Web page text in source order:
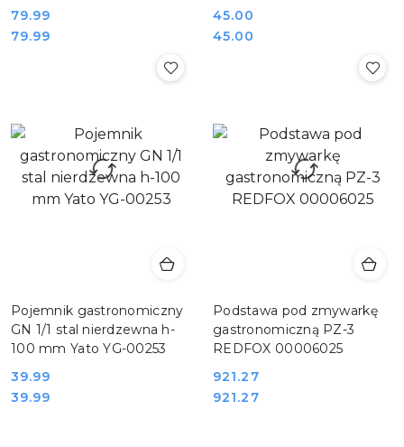
Cena:
79.99
Cena:
79.99 Cena:
45.00
Cena:
45.00
Pojemnik gastronomiczny
GN 1/1 stal nierdzewna h-
100 mm Yato YG-00253
Cena:
39.99
Cena:
39.99
Podstawa pod zmywarkę
gastronomiczną PZ-3
REDFOX 00006025
Cena:
921.27
Cena:
921.27